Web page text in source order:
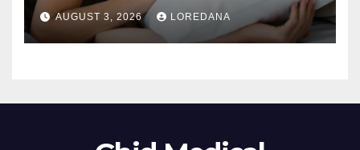
organismul? Specialiștii
explică durata ideală a
somnului de după-amiază
AUGUST 3, 2026 LOREDANA